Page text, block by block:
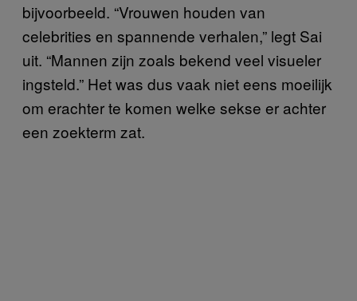
bijvoorbeeld. “Vrouwen houden van
celebrities en spannende verhalen,” legt Sai
uit. “Mannen zijn zoals bekend veel visueler
ingsteld.” Het was dus vaak niet eens moeilijk
om erachter te komen welke sekse er achter
een zoekterm zat.